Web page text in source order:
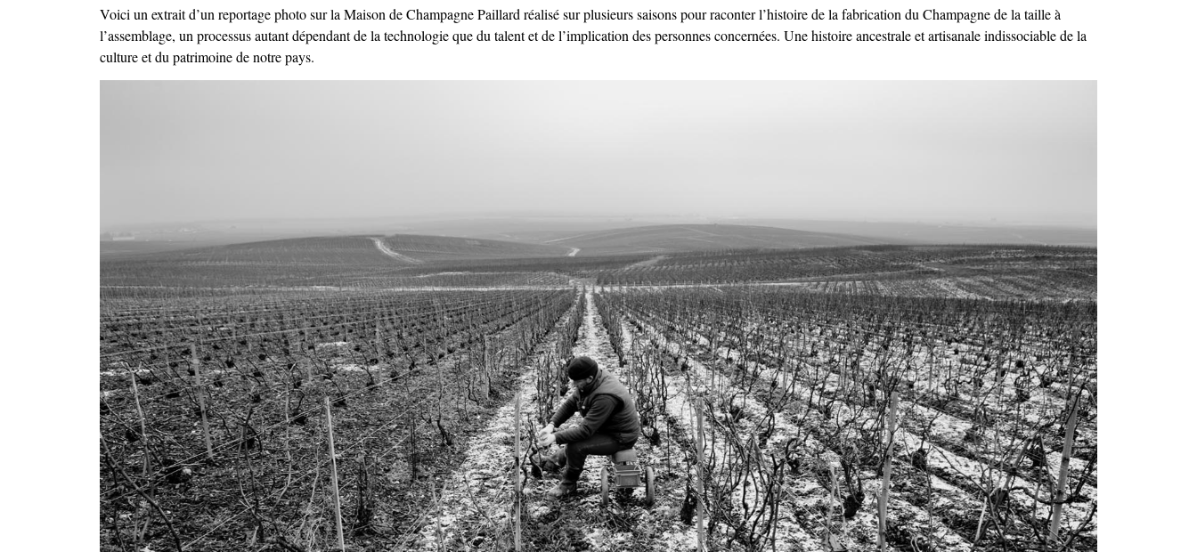
Voici un extrait d’un reportage photo sur la Maison de Champagne Paillard réalisé sur plusieurs saisons pour raconter l’histoire de la fabrication du Champagne de la taille à
l’assemblage, un processus autant dépendant de la technologie que du talent et de l’implication des personnes concernées. Une histoire ancestrale et artisanale indissociable de la
culture et du patrimoine de notre pays.